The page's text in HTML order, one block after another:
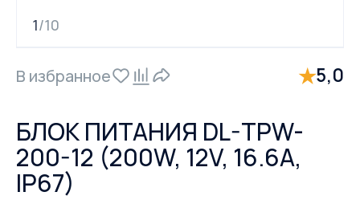
1/10
В избранное ★5,0
БЛОК ПИТАНИЯ DL-TPW-
200-12 (200W, 12V, 16.6A,
IP67)